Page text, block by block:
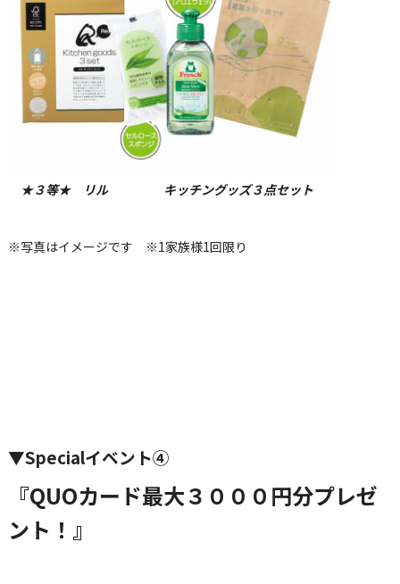
★３等★ リル キッチングッズ３点セット
※写真はイメージです ※1家族様1回限り
▼Specialイベント④
『QUOカード最大３０００円分プレゼ
ント！』